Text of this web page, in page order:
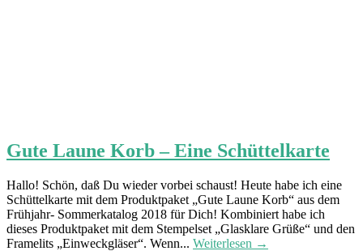
Gute Laune Korb – Eine Schüttelkarte
Hallo! Schön, daß Du wieder vorbei schaust! Heute habe ich eine
Schüttelkarte mit dem Produktpaket „Gute Laune Korb“ aus dem
Frühjahr- Sommerkatalog 2018 für Dich! Kombiniert habe ich
dieses Produktpaket mit dem Stempelset „Glasklare Grüße“ und den
Framelits „Einweckgläser“. Wenn... Weiterlesen →